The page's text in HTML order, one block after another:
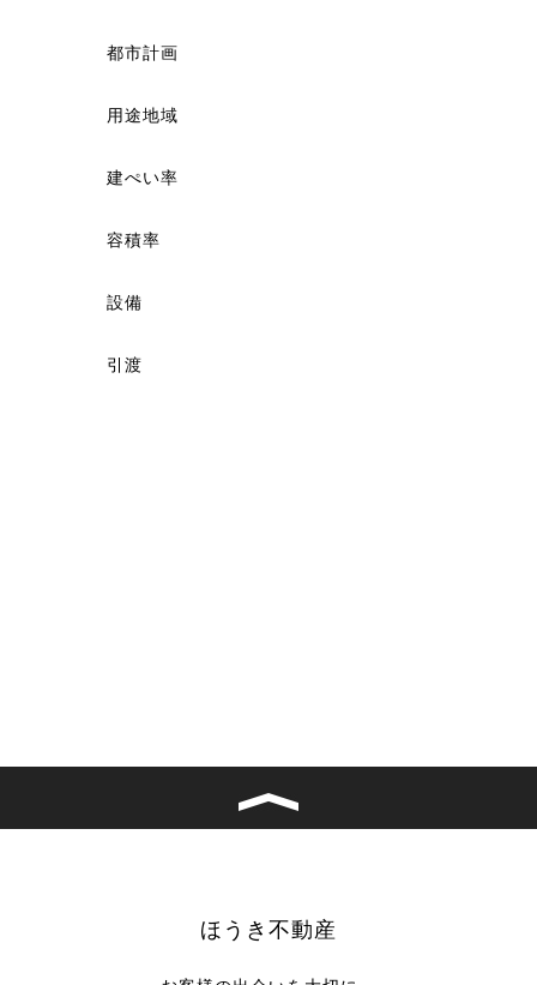
都市計画
用途地域
建ぺい率
容積率
設備
引渡
ほうき不動産